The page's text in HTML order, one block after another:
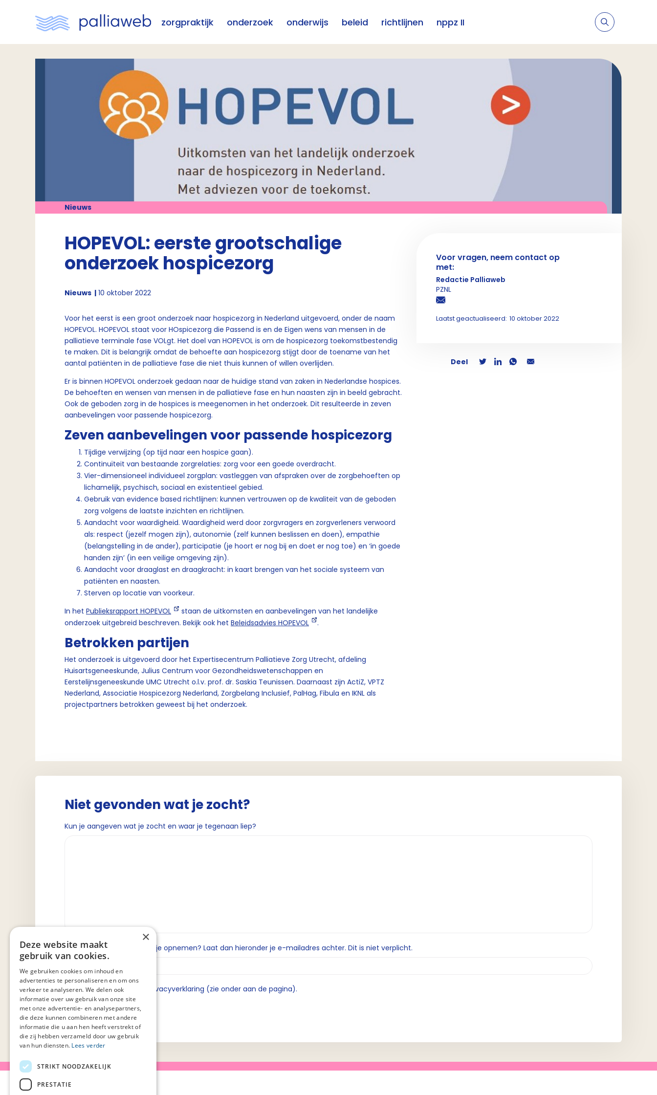
zorgpraktijk onderzoek onderwijs beleid richtlijnen nppz II
Nieuws
HOPEVOL: eerste grootschalige
onderzoek hospicezorg
Nieuws 10 oktober 2022
Voor het eerst is een groot onderzoek naar hospicezorg in Nederland uitgevoerd, onder de naam
HOPEVOL. HOPEVOL staat voor HOspicezorg die Passend is en de Eigen wens van mensen in de
palliatieve terminale fase VOLgt. Het doel van HOPEVOL is om de hospicezorg toekomstbestendig
te maken. Dit is belangrijk omdat de behoefte aan hospicezorg stijgt door de toename van het
aantal patiënten in de palliatieve fase die niet thuis kunnen of willen overlijden.
Er is binnen HOPEVOL onderzoek gedaan naar de huidige stand van zaken in Nederlandse hospices.
De behoeften en wensen van mensen in de palliatieve fase en hun naasten zijn in beeld gebracht.
Ook de geboden zorg in de hospices is meegenomen in het onderzoek. Dit resulteerde in zeven
aanbevelingen voor passende hospicezorg.
Zeven aanbevelingen voor passende hospicezorg
Tijdige verwijzing (op tijd naar een hospice gaan).
Continuïteit van bestaande zorgrelaties: zorg voor een goede overdracht.
Vier-dimensioneel individueel zorgplan: vastleggen van afspraken over de zorgbehoeften op
lichamelijk, psychisch, sociaal en existentieel gebied.
Gebruik van evidence based richtlijnen: kunnen vertrouwen op de kwaliteit van de geboden
zorg volgens de laatste inzichten en richtlijnen.
Aandacht voor waardigheid. Waardigheid werd door zorgvragers en zorgverleners verwoord
als: respect (jezelf mogen zijn), autonomie (zelf kunnen beslissen en doen), empathie
(belangstelling in de ander), participatie (je hoort er nog bij en doet er nog toe) en ‘in goede
handen zijn’ (in een veilige omgeving zijn).
Aandacht voor draaglast en draagkracht: in kaart brengen van het sociale systeem van
patiënten en naasten.
Sterven op locatie van voorkeur.
In het Publieksrapport HOPEVOL
staan de uitkomsten en aanbevelingen van het landelijke
onderzoek uitgebreid beschreven. Bekijk ook het Beleidsadvies HOPEVOL .
Betrokken partijen
Het onderzoek is uitgevoerd door het Expertisecentrum Palliatieve Zorg Utrecht, afdeling
Huisartsgeneeskunde, Julius Centrum voor Gezondheidswetenschappen en
Eerstelijnsgeneeskunde UMC Utrecht o.l.v. prof. dr. Saskia Teunissen. Daarnaast zijn ActiZ, VPTZ
Nederland, Associatie Hospicezorg Nederland, Zorgbelang Inclusief, PalHag, Fibula en IKNL als
projectpartners betrokken geweest bij het onderzoek.
Voor vragen, neem contact op
met:
Redactie Palliaweb
PZNL
Laatst geactualiseerd: 10 oktober 2022
Deel
Niet gevonden wat je zocht?
Kun je aangeven wat je zocht en waar je tegenaan liep?
Wil je dat we contact met je opnemen? Laat dan hieronder je e-mailadres achter. Dit is niet verplicht.
Ik ga akkoord met de privacyverklaring (zie onder aan de pagina).
×
Deze website maakt
gebruik van cookies.
We gebruiken cookies om inhoud en
advertenties te personaliseren en om ons
verkeer te analyseren. We delen ook
informatie over uw gebruik van onze site
met onze advertentie- en analysepartners,
die deze kunnen combineren met andere
informatie die u aan hen heeft verstrekt of
die zij hebben verzameld door uw gebruik
van hun diensten. Lees verder
STRIKT NOODZAKELIJK
PRESTATIE